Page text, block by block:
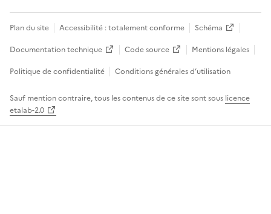
Plan du site Accessibilité : totalement conforme
Schéma
Documentation technique
Code source
Mentions légales
Politique de confidentialité
Conditions générales d’utilisation
Sauf mention contraire, tous les contenus de ce site sont sous licence
etalab-2.0